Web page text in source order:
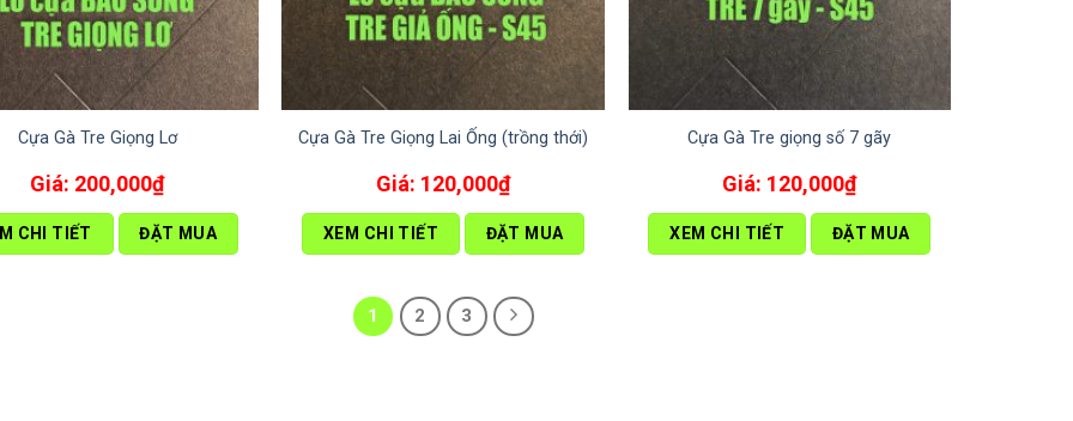
Cựa Gà Tre Giọng Lơ
200,000₫
CHI TIẾT ĐẶT MUA
Cựa Gà Tre Giọng Lai Ống (trồng thới)
120,000₫
XEM CHI TIẾT ĐẶT MUA
Cựa Gà Tre giọng số 7 gãy
120,000₫
XEM CHI TIẾT ĐẶT MUA
1 2 3